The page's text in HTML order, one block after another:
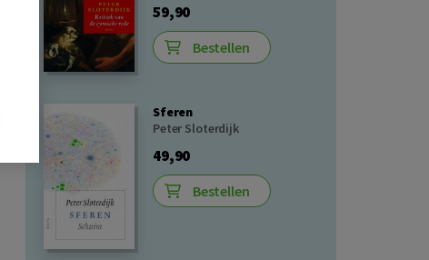
59,90
Bestellen
Sferen
Peter Sloterdijk
49,90
Bestellen